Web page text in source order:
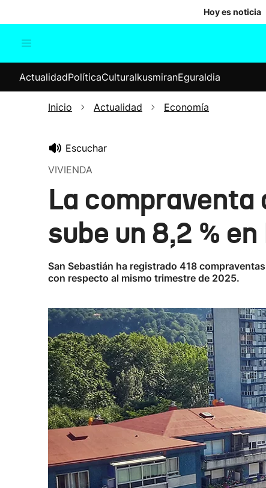
Hoy es noticia
Internacional
Elecciones
ActualidadPolíticaCulturaIkusmiranEguraldia
Inicio Actualidad Economía
Escuchar
VIVIENDA
La compraventa
sube un 8,2 %
San Sebastián ha registrado 418
con respecto al mismo trimestre de 2025.